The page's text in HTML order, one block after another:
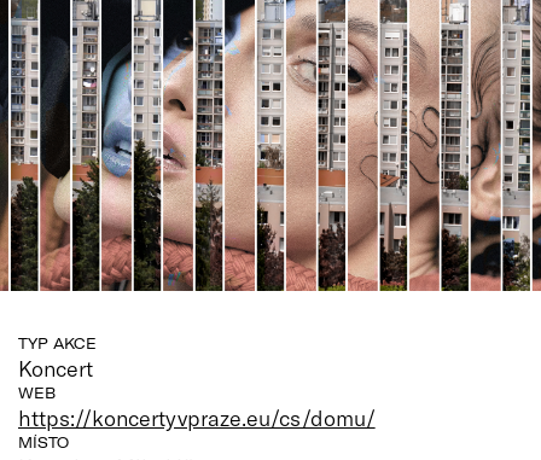
Vše o ČT
TYP AKCE
Koncert
WEB
https://koncertyvpraze.eu/cs/domu/
MÍSTO